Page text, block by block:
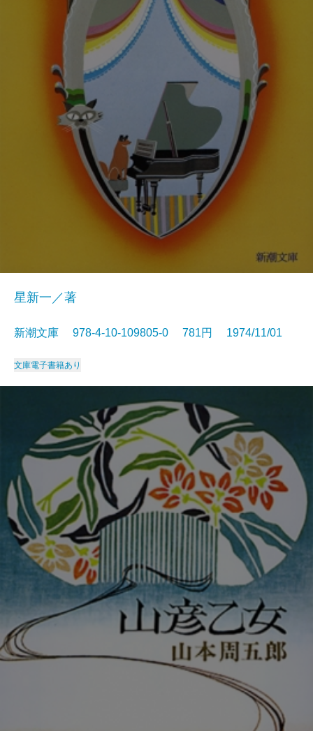
星新一／著
新潮文庫 978-4-10-109805-0 781円 1974/11/01
文庫電子書籍あり